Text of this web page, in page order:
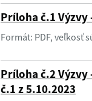
Príloha č.1
Formát: PDF, veľkosť
Príloha č.2
č.1 z 5.10.2023